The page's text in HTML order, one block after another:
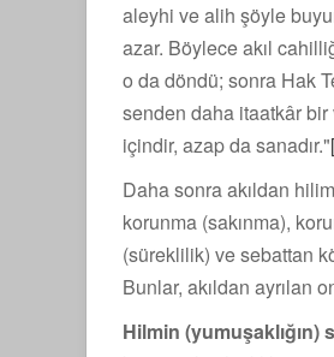
aleyhi ve alih şöyle
azar. Böylece akıl
o da döndü; sonra Hak
senden daha itaatkâr bir
içindir, azap da sanadır."
Daha sonra akıldan
korunma (sakınma),
(süreklilik) ve sebattan
Bunlar, akıldan ayrılan
Hilmin (yumuşaklığın)